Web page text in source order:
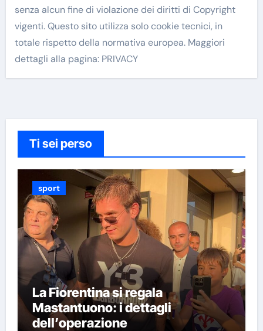
senza alcun fine di violazione dei diritti di Copyright
vigenti. Questo sito utilizza solo cookie tecnici, in
totale rispetto della normativa europea. Maggiori
dettagli alla pagina: PRIVACY
Ti sei perso
sport
La Fiorentina si regala
Mastantuono: i dettagli
dell’operazione